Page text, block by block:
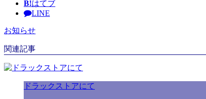
B!はてブ
LINE
お知らせ
関連記事
ドラックストアにて